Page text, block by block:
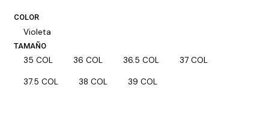
COLOR
Violeta
TAMAÑO
35 COL 36 COL 36.5 COL 37 COL
37.5 COL 38 COL 39 COL